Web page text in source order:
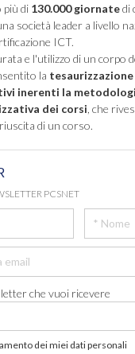
più di 130.000 giornatedi
società leader a livello
ICT.
e l'utilizzo di un corpo
la
inerenti la
dei corsi , che
di un corso.
PCSNET
che vuoi ricevere
dei miei dati personali